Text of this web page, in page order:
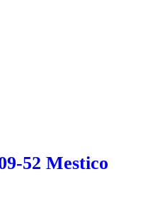
52 Mestico